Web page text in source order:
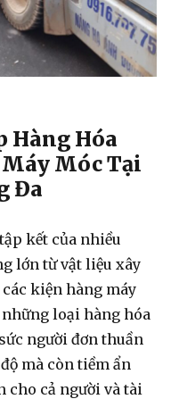
Hàng Hóa
Máy Móc Tại
Đa
kết của nhiều
lớn từ vật liệu xây
kiện hàng máy
loại hàng hóa
người đơn thuần
mà còn tiềm ẩn
cho cả người và tài